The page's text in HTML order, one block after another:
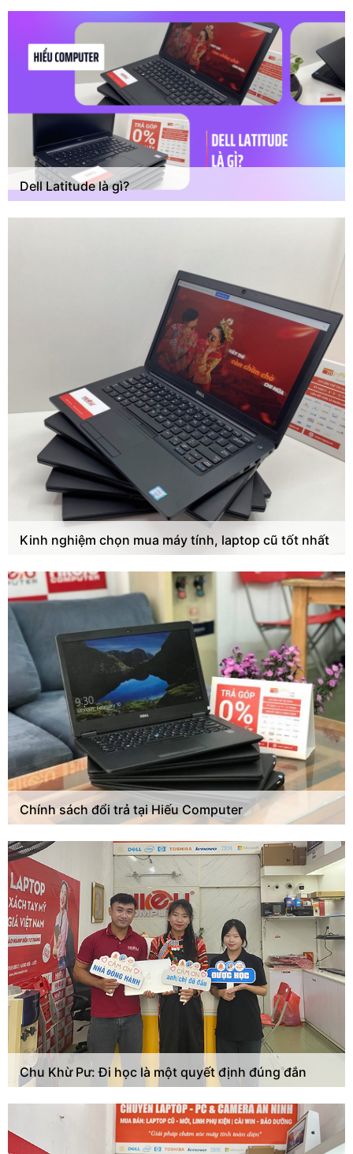
Dell Latitude là gì?
Kinh nghiệm chọn mua máy tính, laptop cũ tốt nhất
Chính sách đổi trả tại Hiếu Computer
Chu Khừ Pư: Đi học là một quyết định đúng đắn